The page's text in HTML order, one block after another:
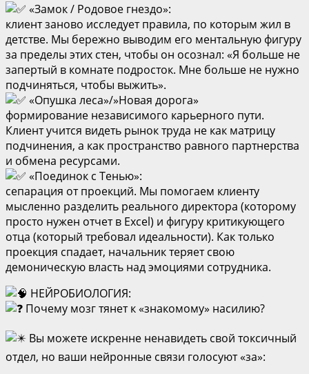
«Замок / Родовое гнездо»:
клиент заново исследует правила, по которым жил в
детстве. Мы бережно выводим его ментальную фигуру
за пределы этих стен, чтобы он осознал: «Я больше не
запертый в комнате подросток. Мне больше не нужно
подчиняться, чтобы выжить».
«Опушка леса»/»Новая дорога»
формирование независимого карьерного пути.
Клиент учится видеть рынок труда не как матрицу
подчинения, а как пространство равного партнерства
и обмена ресурсами.
«Поединок с Тенью»:
сепарация от проекций. Мы помогаем клиенту
мысленно разделить реального директора (которому
просто нужен отчет в Excel) и фигуру критикующего
отца (который требовал идеальности). Как только
проекция спадает, начальник теряет свою
демоническую власть над эмоциями сотрудника.
НЕЙРОБИОЛОГИЯ:
Почему мозг тянет к «знакомому» насилию?
Вы можете искренне ненавидеть свой токсичный
отдел, но ваши нейронные связи голосуют «за»: